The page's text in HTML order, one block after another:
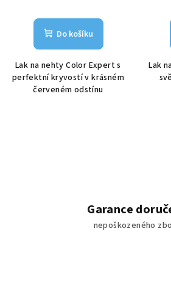
Do košíku
Lak na nehty Color Expert s
perfektní kryvostí v krásném
červeném odstínu
Lak
Garance
nepoškozeného